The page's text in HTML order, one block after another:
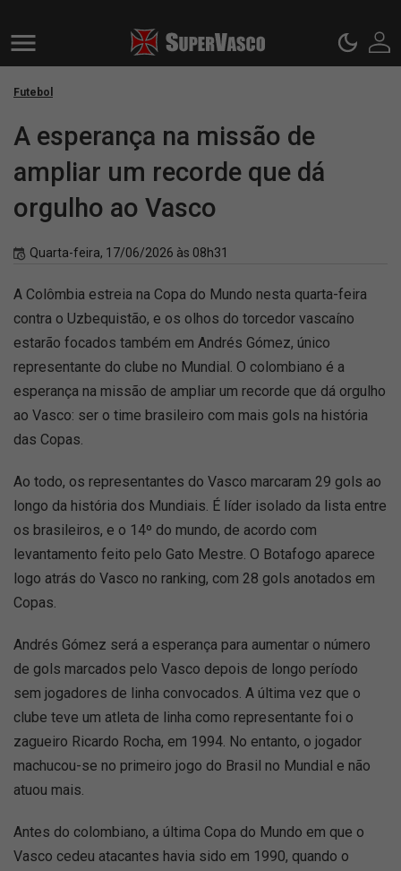
Futebol
A esperança na missão de
ampliar um recorde que dá
orgulho ao Vasco
Quarta-feira, 17/06/2026 às 08h31
A Colômbia estreia na Copa do Mundo nesta quarta-feira
contra o Uzbequistão, e os olhos do torcedor vascaíno
estarão focados também em Andrés Gómez, único
representante do clube no Mundial. O colombiano é a
esperança na missão de ampliar um recorde que dá orgulho
ao Vasco: ser o time brasileiro com mais gols na história
das Copas.
Ao todo, os representantes do Vasco marcaram 29 gols ao
longo da história dos Mundiais. É líder isolado da lista entre
os brasileiros, e o 14º do mundo, de acordo com
levantamento feito pelo Gato Mestre. O Botafogo aparece
logo atrás do Vasco no ranking, com 28 gols anotados em
Copas.
Andrés Gómez será a esperança para aumentar o número
de gols marcados pelo Vasco depois de longo período
sem jogadores de linha convocados. A última vez que o
clube teve um atleta de linha como representante foi o
zagueiro Ricardo Rocha, em 1994. No entanto, o jogador
machucou-se no primeiro jogo do Brasil no Mundial e não
atuou mais.
Antes do colombiano, a última Copa do Mundo em que o
Vasco cedeu atacantes havia sido em 1990, quando o